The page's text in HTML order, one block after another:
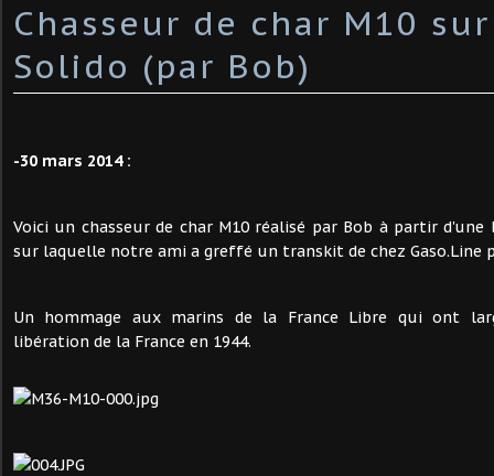
Chasseur de char M10
Solido (par Bob)
-30 mars 2014 :
Voici un chasseur de char M10 réalisé par Bob à partir d'une
sur laquelle notre ami a greffé un transkit de chez Gaso.Line
Un hommage aux marins de la France Libre qui ont
libération de la France en 1944.